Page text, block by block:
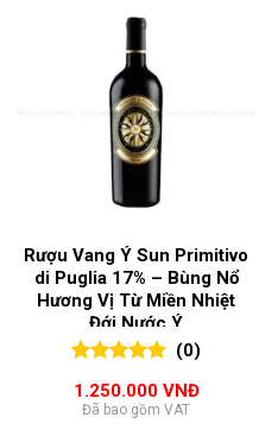
Rượu Vang Ý Sun Primitivo
di Puglia 17% – Bùng Nổ
Hương Vị Từ Miền Nhiệt
Đới Nước Ý
đánh giá
(0)
1.250.000 VNĐ
Đã bao gồm VAT